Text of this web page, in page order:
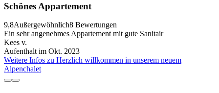
Schönes Appartement
9,8Außergewöhnlich8 Bewertungen
Ein sehr angenehmes Appartement mit gute Sanitair
Kees v.
Aufenthalt im Okt. 2023
Weitere Infos zu Herzlich willkommen in unserem neuem
Alpenchalet